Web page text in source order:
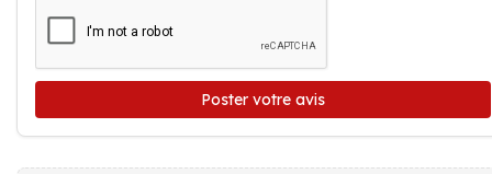
Poster votre avis